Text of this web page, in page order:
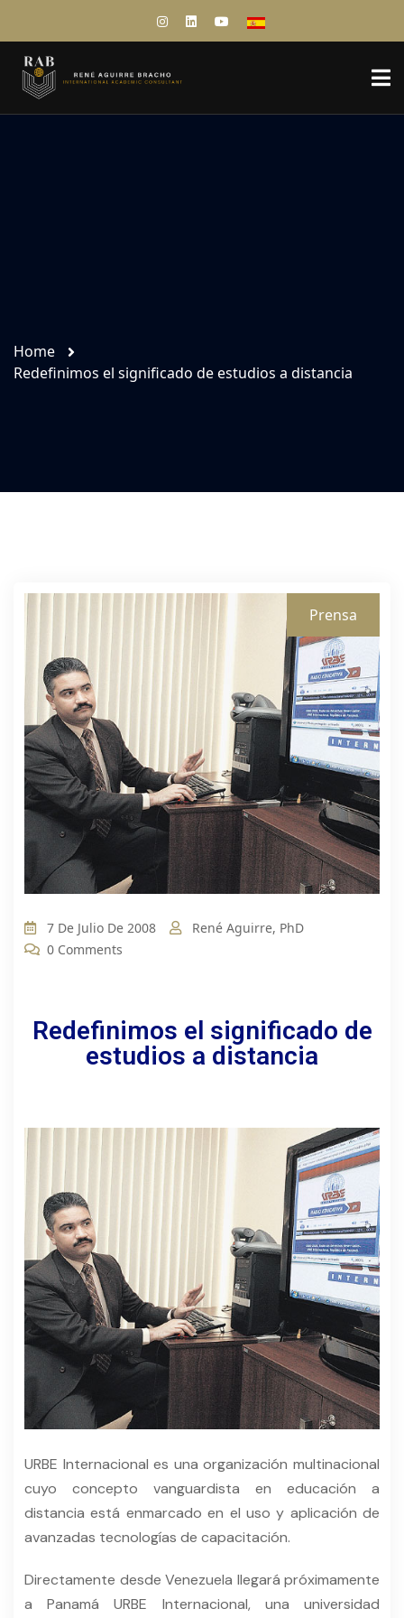
Home
Redefinimos el significado de estudios a distancia
Prensa
7 De Julio De 2008
René Aguirre, PhD
0 Comments
Redefinimos el significado de
estudios a distancia
URBE Internacional es una organización multinacional
cuyo concepto vanguardista en educación a
distancia está enmarcado en el uso y aplicación de
avanzadas tecnologías de capacitación.
Directamente desde Venezuela llegará próximamente
a Panamá URBE Internacional, una universidad